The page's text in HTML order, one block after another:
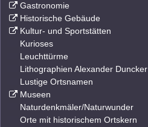
Gastronomie
Historische Gebäude
Kultur- und Sportstätten
Kurioses
Leuchttürme
Lithographien Alexander Duncker
Lustige Ortsnamen
Museen
Naturdenkmäler/Naturwunder
Orte mit historischem Ortskern